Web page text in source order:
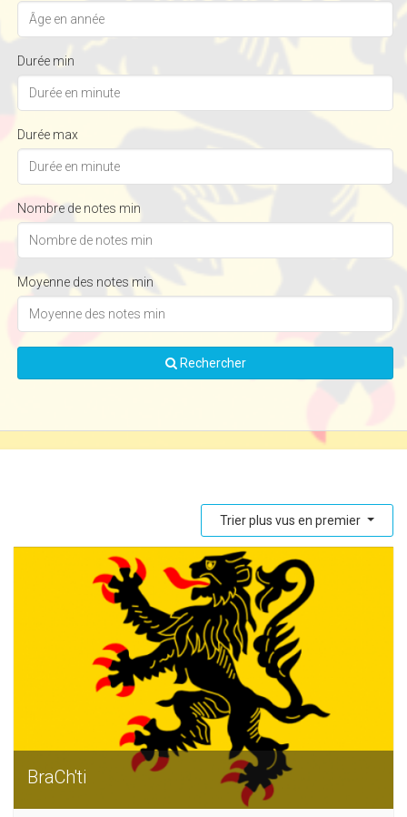
Durée min
Durée max
Nombre de notes min
Moyenne des notes min
Rechercher
Trier plus vus en premier
BraCh'ti